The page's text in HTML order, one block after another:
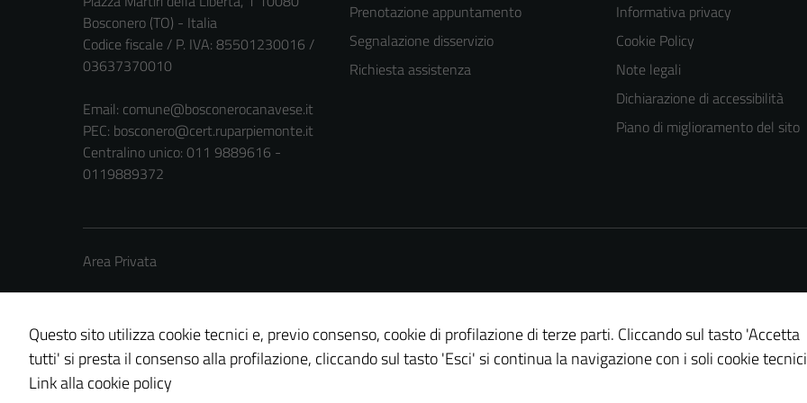
Bosconero (TO) - Italia
Codice fiscale / P. IVA: 85501230016 /
03637370010
Email: comune@bosconerocanavese.it
PEC: bosconero@cert.ruparpiemonte.it
Centralino unico: 011 9889616 -
0119889372
Prenotazione appuntamento
Segnalazione disservizio
Richiesta assistenza
Informativa privacy
Cookie Policy
Note legali
Dichiarazione di accessibilità
Piano di miglioramento del sito
Area Privata
Credits: © Technical Design s.r.l.
Questo sito utilizza cookie tecnici e, previo consenso, cookie di profilazione di terze parti. Cliccando sul tasto 'Accetta
tutti' si presta il consenso alla profilazione, cliccando sul tasto 'Esci' si continua la navigazione con i soli cookie
Link alla cookie policy
Tecnici